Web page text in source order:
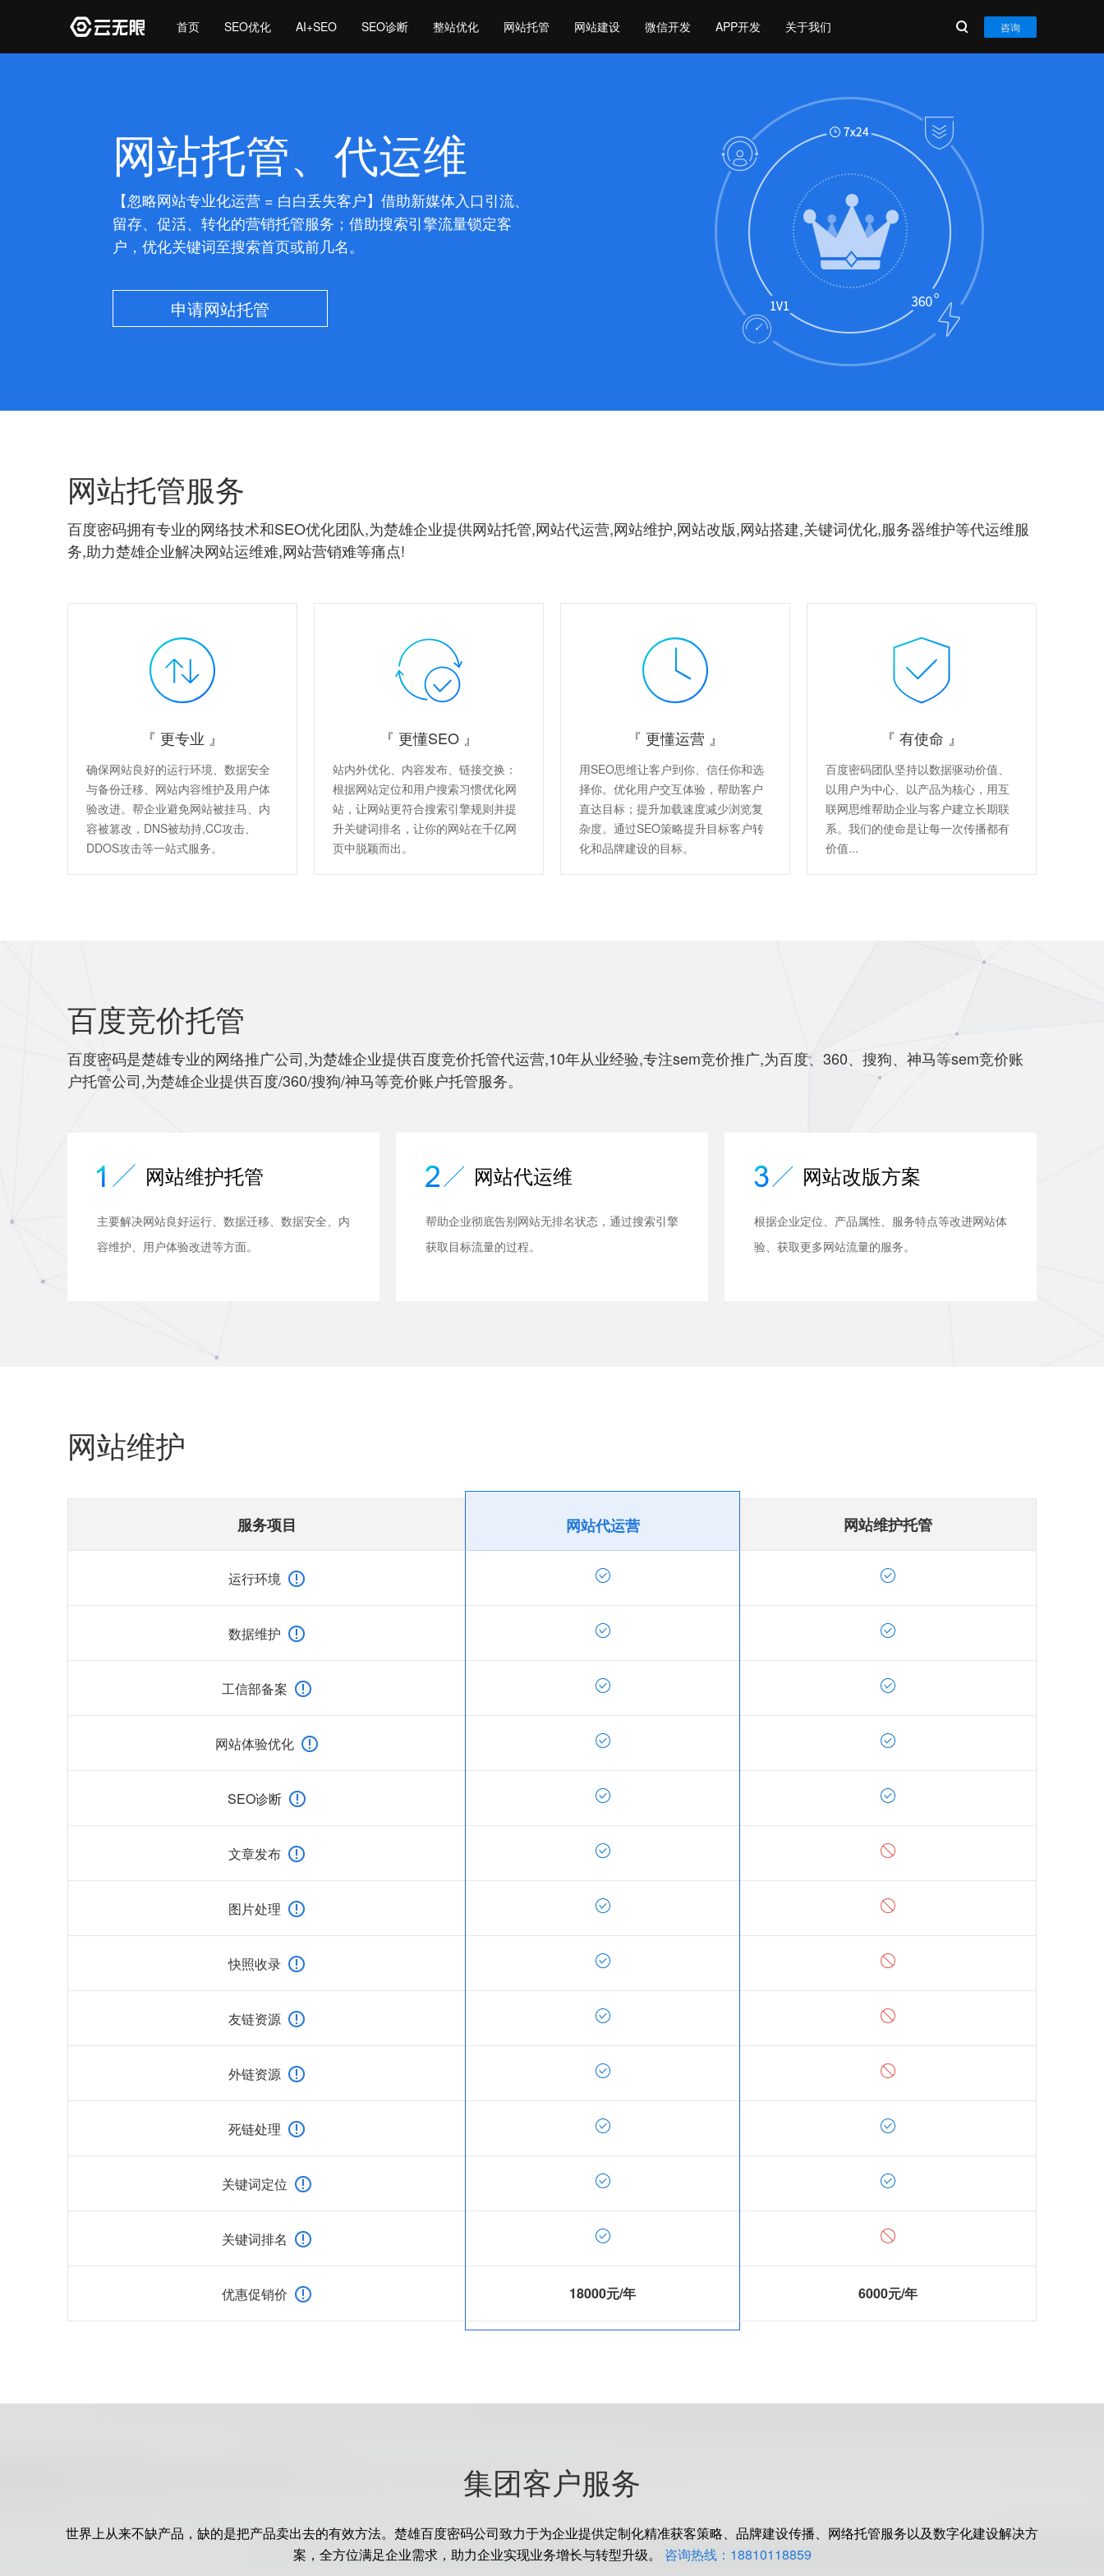
首页 SEO优化 AI+SEO SEO诊断 整站优化 网站托管 网站建设 微信开发 APP开发 关于我们 咨询
网站托管、代运维
【忽略网站专业化运营 = 白白丢失客户】借助新媒体入口引流、
留存、促活、转化的营销托管服务；借助搜索引擎流量锁定客
户，优化关键词至搜索首页或前几名。
申请网站托管
网站托管服务
百度密码拥有专业的网络技术和SEO优化团队,为楚雄企业提供网站托管,网站代运营,网站维护,网站改版,网站搭建,关键词优化,服务器维护等代运维服
务,助力楚雄企业解决网站运维难,网站营销难等痛点!
『 更专业 』
确保网站良好的运行环境、数据安全
与备份迁移、网站内容维护及用户体
验改进。帮企业避免网站被挂马、内
容被篡改，DNS被劫持,CC攻击、
DDOS攻击等一站式服务。
『 更懂SEO 』
站内外优化、内容发布、链接交换：
根据网站定位和用户搜索习惯优化网
站，让网站更符合搜索引擎规则并提
升关键词排名，让你的网站在千亿网
页中脱颖而出。
『 更懂运营 』
用SEO思维让客户到你、信任你和选
择你。优化用户交互体验，帮助客户
直达目标；提升加载速度减少浏览复
杂度。通过SEO策略提升目标客户转
化和品牌建设的目标。
『 有使命 』
百度密码团队坚持以数据驱动价值、
以用户为中心、以产品为核心，用互
联网思维帮助企业与客户建立长期联
系。我们的使命是让每一次传播都有
价值...
百度竞价托管
百度密码是楚雄专业的网络推广公司,为楚雄企业提供百度竞价托管代运营,10年从业经验,专注sem竞价推广,为百度、360、搜狗、神马等sem竞价账
户托管公司,为楚雄企业提供百度/360/搜狗/神马等竞价账户托管服务。
网站维护托管
主要解决网站良好运行、数据迁移、数据安全、内
容维护、用户体验改进等方面。
网站代运维
帮助企业彻底告别网站无排名状态，通过搜索引擎
获取目标流量的过程。
网站改版方案
根据企业定位、产品属性、服务特点等改进网站体
验、获取更多网站流量的服务。
网站维护
服务项目 网站代运营 网站维护托管
运行环境
数据维护
工信部备案
网站体验优化
SEO诊断
文章发布
图片处理
快照收录
友链资源
外链资源
死链处理
关键词定位
关键词排名
优惠促销价 18000元/年 6000元/年
集团客户服务
世界上从来不缺产品，缺的是把产品卖出去的有效方法。楚雄百度密码公司致力于为企业提供定制化精准获客策略、品牌建设传播、网络托管服务以及数字化建设解决方
案，全方位满足企业需求，助力企业实现业务增长与转型升级。 咨询热线：18810118859